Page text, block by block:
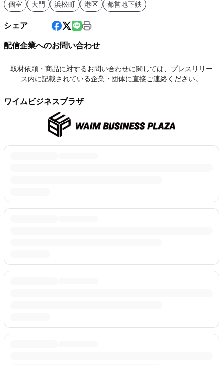
個室
大門 浜松町 港区 都営地下鉄
シェア
配信企業へのお問い合わせ
取材依頼・商品に対するお問い合わせに関しては、プレスリリー
ス内に記載されている企業・団体に直接ご連絡ください。
ワイムビジネスプラザ